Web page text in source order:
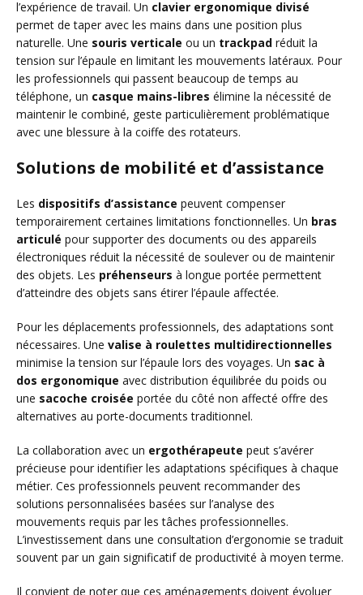
l’expérience de travail. Un clavier ergonomique divisé
permet de taper avec les mains dans une position plus
naturelle. Une souris verticale ou un trackpad réduit la
tension sur l’épaule en limitant les mouvements latéraux. Pour
les professionnels qui passent beaucoup de temps au
téléphone, un casque mains-libres élimine la nécessité de
maintenir le combiné, geste particulièrement problématique
avec une blessure à la coiffe des rotateurs.
Solutions de mobilité et d’assistance
Les dispositifs d’assistance peuvent compenser
temporairement certaines limitations fonctionnelles. Un bras
articulé pour supporter des documents ou des appareils
électroniques réduit la nécessité de soulever ou de maintenir
des objets. Les préhenseurs à longue portée permettent
d’atteindre des objets sans étirer l’épaule affectée.
Pour les déplacements professionnels, des adaptations sont
nécessaires. Une valise à roulettes multidirectionnelles
minimise la tension sur l’épaule lors des voyages. Un sac à
dos ergonomique avec distribution équilibrée du poids ou
une sacoche croisée portée du côté non affecté offre des
alternatives au porte-documents traditionnel.
La collaboration avec un ergothérapeute peut s’avérer
précieuse pour identifier les adaptations spécifiques à chaque
métier. Ces professionnels peuvent recommander des
solutions personnalisées basées sur l’analyse des
mouvements requis par les tâches professionnelles.
L’investissement dans une consultation d’ergonomie se traduit
souvent par un gain significatif de productivité à moyen terme.
Il convient de noter que ces aménagements doivent évoluer